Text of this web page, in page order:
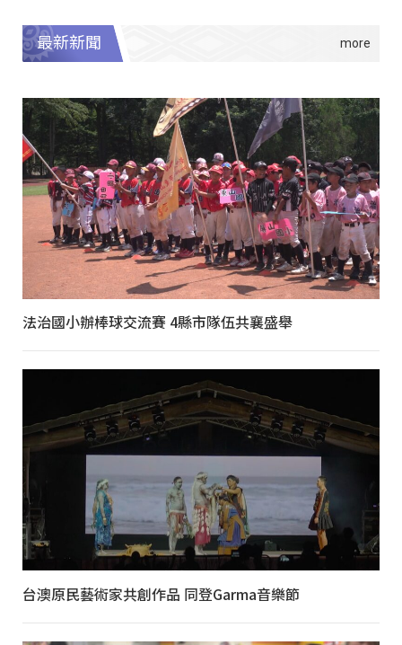
最新新聞
法治國小辦棒球交流賽 4縣市隊伍共襄盛舉
台澳原民藝術家共創作品 同登Garma音樂節